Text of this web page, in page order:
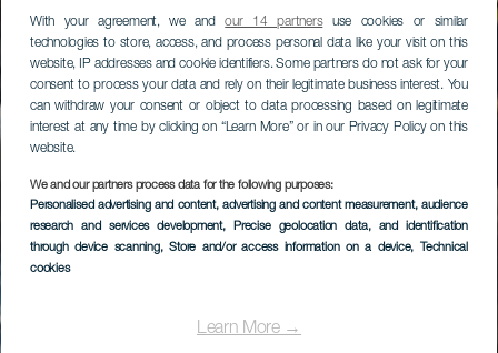
With your agreement, we andour 14 partnersuse cookies or similar
technologies to store, access, and process personal data like your visit on this
website, IP addresses and cookie identifiers. Some partners do not ask for your
consent to process your data and rely on their legitimate business interest. You
can withdraw your consent or object to data processing based on legitimate
interest at any time by clicking on “Learn More” or in our Privacy Policy on this
website.
We and our partners process data for the following purposes:
Personalised advertising and content, advertising and content measurement, audience
research and services development, Precise geolocation data, and identification
through device scanning, Store and/or access information on a device, Technical
cookies
Learn More →